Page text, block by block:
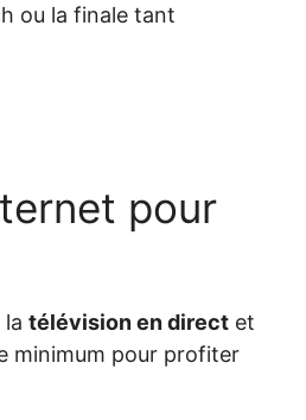
ou la finale tant
pour
télévision en direct et
minimum pour profiter